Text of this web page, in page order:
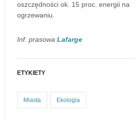
oszczędności ok. 15 proc. energii na
ogrzewaniu.
Inf. prasowa Lafarge
ETYKIETY
Miasta Ekologia